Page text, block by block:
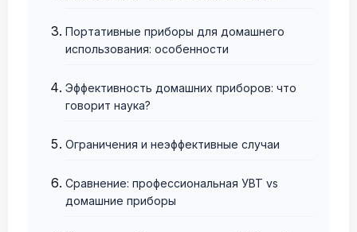
Портативные приборы для домашнего
использования: особенности
Эффективность домашних приборов: что
говорит наука?
Ограничения и неэффективные случаи
Сравнение: профессиональная УВТ vs
домашние приборы